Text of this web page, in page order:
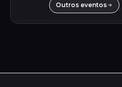
Outros eventos